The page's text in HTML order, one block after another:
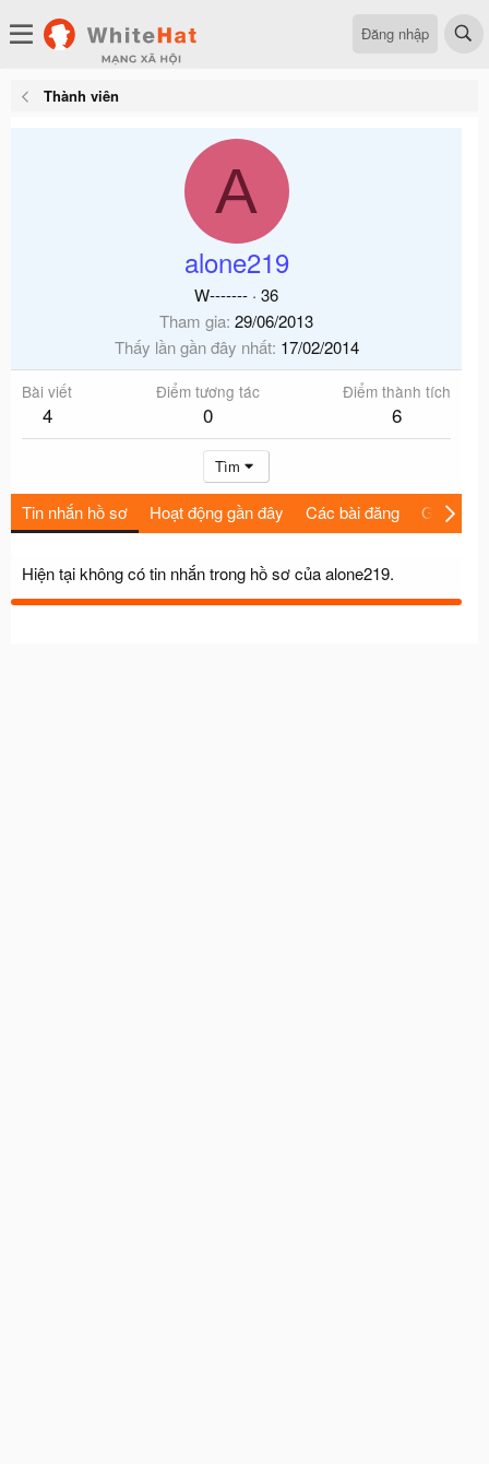
Đăng nhập
Thành viên
A
alone219
W------- · 36
Tham gia 29/06/2013
Thấy lần gần đây nhất 17/02/2014
Bài viết
4
Điểm tương tác
0
Điểm thành tích
6
Tìm
Tin nhắn hồ sơ Hoạt động gần đây Các bài đăng Giới thiệu
Hiện tại không có tin nhắn trong hồ sơ của alone219.